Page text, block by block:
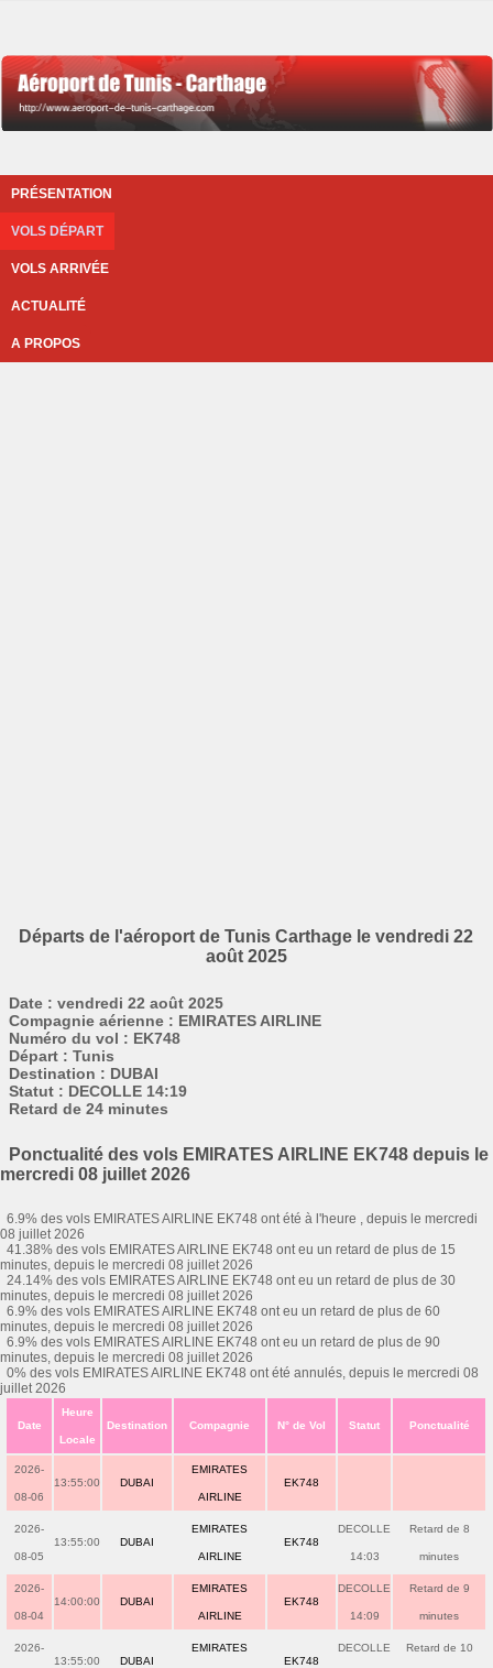
PRÉSENTATION
VOLS DÉPART
VOLS ARRIVÉE
ACTUALITÉ
A PROPOS
Départs de l'aéroport de Tunis Carthage le vendredi 22
août 2025
Date : vendredi 22 août 2025
Compagnie aérienne : EMIRATES AIRLINE
Numéro du vol : EK748
Départ : Tunis
Destination : DUBAI
Statut : DECOLLE 14:19
Retard de 24 minutes
Ponctualité des vols EMIRATES AIRLINE EK748 depuis le
mercredi 08 juillet 2026
6.9% des vols EMIRATES AIRLINE EK748 ont été à l'heure , depuis le mercredi
08 juillet 2026
41.38% des vols EMIRATES AIRLINE EK748 ont eu un retard de plus de 15
minutes, depuis le mercredi 08 juillet 2026
24.14% des vols EMIRATES AIRLINE EK748 ont eu un retard de plus de 30
minutes, depuis le mercredi 08 juillet 2026
6.9% des vols EMIRATES AIRLINE EK748 ont eu un retard de plus de 60
minutes, depuis le mercredi 08 juillet 2026
6.9% des vols EMIRATES AIRLINE EK748 ont eu un retard de plus de 90
minutes, depuis le mercredi 08 juillet 2026
0% des vols EMIRATES AIRLINE EK748 ont été annulés, depuis le mercredi 08
juillet 2026
Date
Heure
Locale
Destination Compagnie N° de Vol Statut Ponctualité
2026-
08-06
13:55:00 DUBAI
EMIRATES
AIRLINE
EK748
2026-
08-05
13:55:00 DUBAI
EMIRATES
AIRLINE
EK748
DECOLLE
14:03
Retard de 8
minutes
2026-
08-04
14:00:00 DUBAI
EMIRATES
AIRLINE
EK748
DECOLLE
14:09
Retard de 9
minutes
2026-
13:55:00 DUBAI
EMIRATES
EK748
DECOLLE Retard de 10